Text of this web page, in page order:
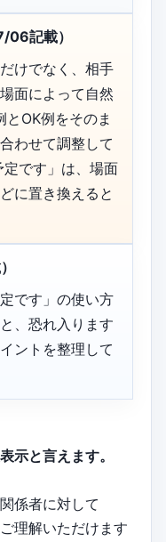
記載）
けでなく、相手
面によって自然
OK例をそのま
わせて調整して
定です」は、場面
に置き換えると
です」の使い方
、恐れ入ります
ントを整理して
示と言えます。
係者に対して
理解いただけます